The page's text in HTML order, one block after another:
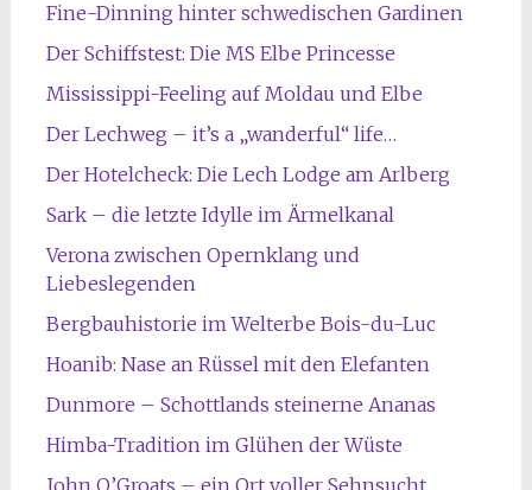
Fine-Dinning hinter schwedischen Gardinen
Der Schiffstest: Die MS Elbe Princesse
Mississippi-Feeling auf Moldau und Elbe
Der Lechweg – it’s a „wanderful“ life…
Der Hotelcheck: Die Lech Lodge am Arlberg
Sark – die letzte Idylle im Ärmelkanal
Verona zwischen Opernklang und
Liebeslegenden
Bergbauhistorie im Welterbe Bois-du-Luc
Hoanib: Nase an Rüssel mit den Elefanten
Dunmore – Schottlands steinerne Ananas
Himba-Tradition im Glühen der Wüste